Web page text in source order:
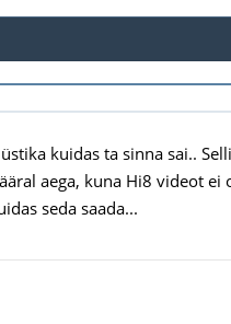
kuidas ta sinna sai..
aega, kuna Hi8 videot ei
seda saada...